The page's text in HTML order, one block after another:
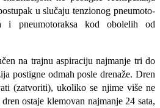
u slučaju tenzionog pneumoto­
i pneumoto­raksa kod obolelih od
na traj­nu aspiraciju najmanje tri do
postigne odmah po­sle drenaže. Dren
(zatvoriti), ukoliko se njime više ne
ostaje klemovan najmanje 24 sata,